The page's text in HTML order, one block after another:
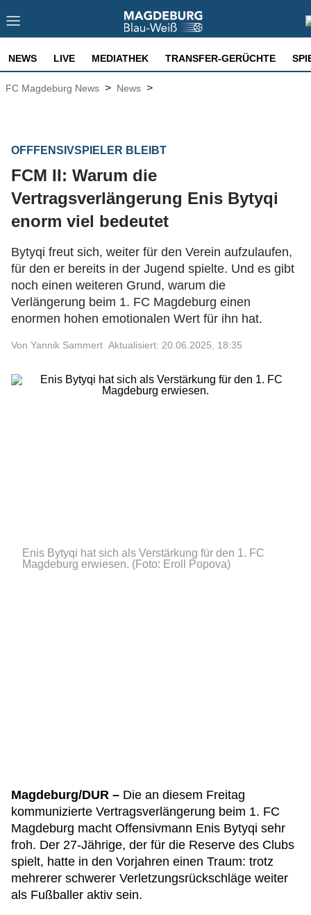
NEWS LIVE MEDIATHEK TRANSFER-GERÜCHTE
FC Magdeburg News > News >
OFFFENSIVSPIELER BLEIBT
FCM II: Warum die
Vertragsverlängerung Enis Bytyqi
enorm viel bedeutet
Bytyqi freut sich, weiter für den Verein aufzulaufen,
für den er bereits in der Jugend spielte. Und es gibt
noch einen weiteren Grund, warum die
Verlängerung beim 1. FC Magdeburg einen
enormen hohen emotionalen Wert für ihn hat.
Von Yannik Sammert Aktualisiert: 20.06.2025, 18:35
Enis Bytyqi hat sich als Verstärkung für den 1. FC
Magdeburg erwiesen. (Foto: Eroll Popova)
Magdeburg/DUR – Die an diesem Freitag
kommunizierte Vertragsverlängerung beim 1. FC
Magdeburg macht Offensivmann Enis Bytyqi sehr
froh. Der 27-Jährige, der für die Reserve des Clubs
spielt, hatte in den Vorjahren einen Traum: trotz
mehrerer schwerer Verletzungsrückschläge weiter
als Fußballer aktiv sein.